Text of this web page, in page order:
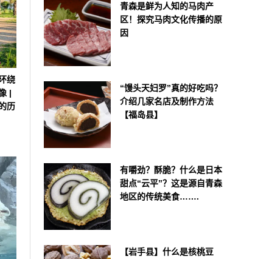
青森是鲜为人知的马肉产
区！探究马肉文化传播的原
因
“馒头天妇罗”真的好吃吗？
介绍几家名店及制作方法
【福岛县】
有嚼劲？酥脆？什么是日本
甜点“云平”？这是源自青森
地区的传统美食…….
【岩手县】什么是核桃豆
绕
|
历